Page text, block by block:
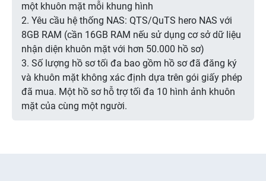
một khuôn mặt mỗi khung hình
2. Yêu cầu hệ thống NAS: QTS/QuTS hero NAS với
8GB RAM (cần 16GB RAM nếu sử dụng cơ sở dữ liệu
nhận diện khuôn mặt với hơn 50.000 hồ sơ)
3. Số lượng hồ sơ tối đa bao gồm hồ sơ đã đăng ký
và khuôn mặt không xác định dựa trên gói giấy phép
đã mua. Một hồ sơ hỗ trợ tối đa 10 hình ảnh khuôn
mặt của cùng một người.